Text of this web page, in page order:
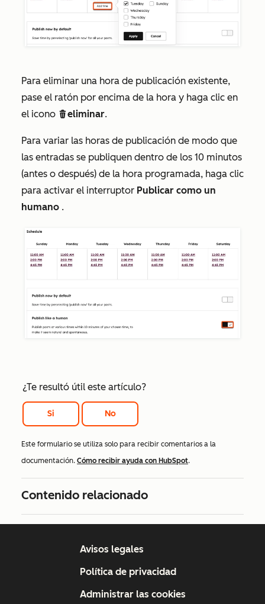
Para eliminar una hora de publicación existente,
pase el ratón por encima de la hora y haga clic en
el icono deleteeliminar.
Para variar las horas de publicación de modo que
las entradas se publiquen dentro de los 10 minutos
(antes o después) de la hora programada, haga clic
para activar el interruptor Publicar como un
humano .
¿Te resultó útil este artículo?
Si No
Este formulario se utiliza solo para recibir comentarios a la
documentación. Cómo recibir ayuda con HubSpot.
Contenido relacionado
Avisos legales
Política de privacidad
Administrar las cookies